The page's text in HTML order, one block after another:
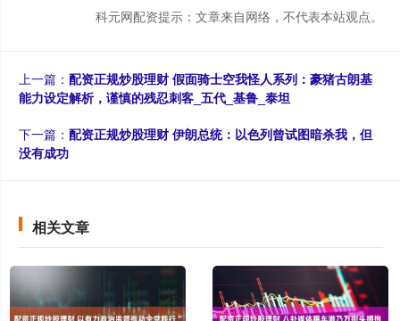
科元网配资提示：文章来自网络，不代表本站观点。
上一篇： 配资正规炒股理财 假面骑士空我怪人系列：豪猪古朗基
能力设定解析，谨慎的残忍刺客_五代_基鲁_泰坦
下一篇： 配资正规炒股理财 伊朗总统：以色列曾试图暗杀我，但
没有成功
相关文章